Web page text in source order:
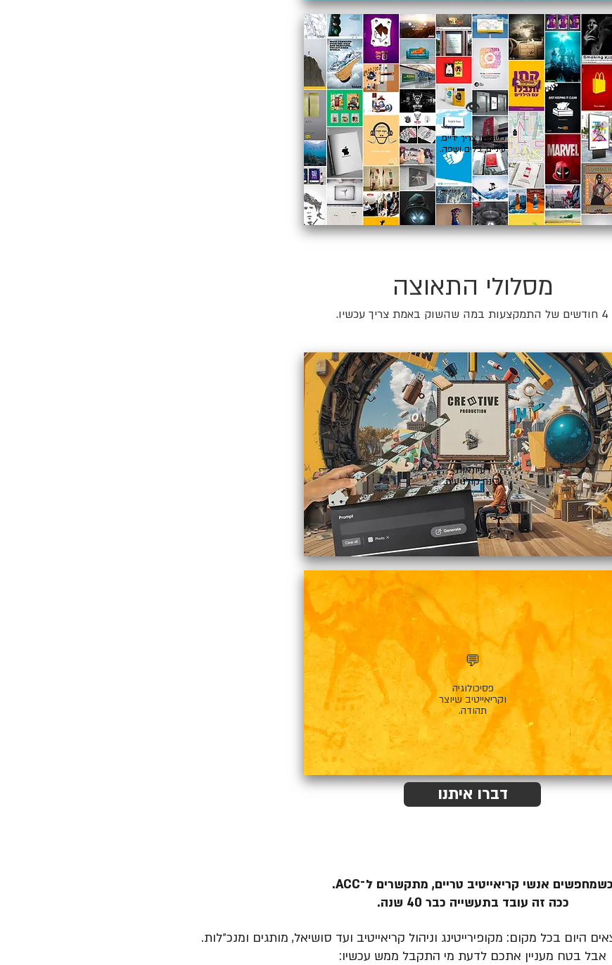
👁️
כשרעיון צריך ידיים,
עיניים, כלים ושפה.
מסלולי התאוצה
4 חודשים של התמקצעות במה שהשוק באמת צריך עכשיו.
🎬
רעיונאות
ובינה קולנועית.
💬
פסיכולוגיה
וקריאייטיב שיוצר
תהודה.
דברו איתנו
כשמחפשים אנשי קריאייטיב טריים, מתקשרים ל־ACC.
ככה זה עובד בתעשייה כבר 40 שנה.
היום בכל מקום: מקופירייטינג וניהול קריאייטיב ועד סושיאל, מותגים ומנכ״לות.
אבל בטח מעניין אתכם לדעת מי התקבל ממש עכשיו: